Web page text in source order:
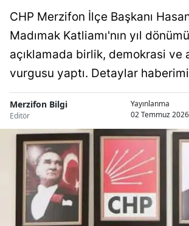
CHP Merzifon İlçe Başkanı
Madımak Katliamı'nın yıl
açıklamada birlik, demokrasi ve
vurgusu yaptı. Detaylar
Merzifon Bilgi
Editör
Yayınlanma
02 Temmuz